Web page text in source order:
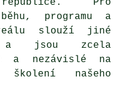
Pro
programu a
slouží jiné
a jsou zcela
a nezávislé na
školení našeho